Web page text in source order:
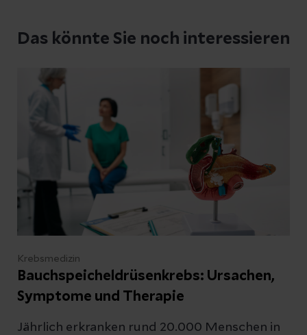
medizinische Ratschläge geben können.
Möchten Sie einen Termin vereinbaren?
Besuchen Sie unser
Patientenportal
Schreiben Sie uns
Kontakt
Das könnte Sie noch interessieren
Krebsmedizin
Bauchspeicheldrüsenkrebs: Ursachen,
Symptome und Therapie
Jährlich erkranken rund 20.000 Menschen in